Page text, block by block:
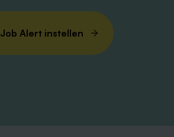
Job Alert instellen